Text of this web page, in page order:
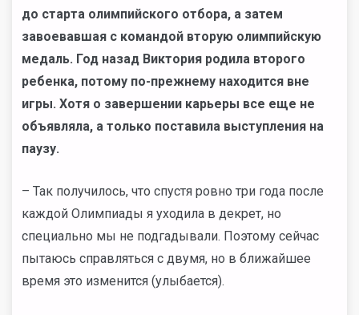
до старта олимпийского отбора, а затем
завоевавшая с командой вторую олимпийскую
медаль. Год назад Виктория родила второго
ребенка, потому по-прежнему находится вне
игры. Хотя о завершении карьеры все еще не
объявляла, а только поставила выступления на
паузу.
– Так получилось, что спустя ровно три года после
каждой Олимпиады я уходила в декрет, но
специально мы не подгадывали. Поэтому сейчас
пытаюсь справляться с двумя, но в ближайшее
время это изменится (улыбается).